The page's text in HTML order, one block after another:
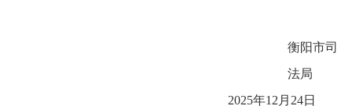
衡阳市司
法局
2025年12 月 24日